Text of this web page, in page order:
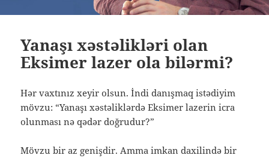
Yanaşı xəstəlikləri olan
Eksimer lazer ola bilərmi?
Hər vaxtınız xeyir olsun. İndi danışmaq istədiyim
mövzu: “Yanaşı xəstəliklərdə Eksimer lazerin icra
olunması nə qədər doğrudur?”
Mövzu bir az genişdir. Amma imkan daxilində bir